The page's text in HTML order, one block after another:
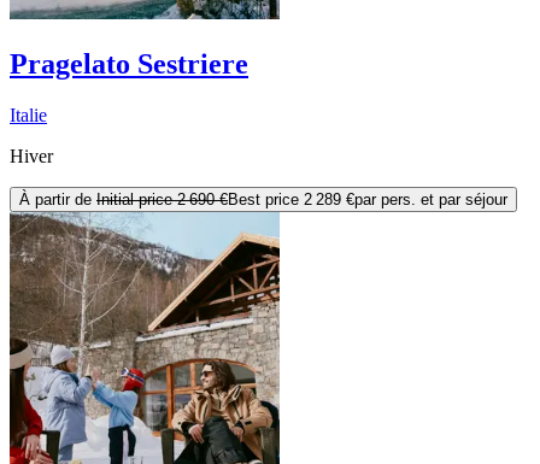
Pragelato Sestriere
Italie
Hiver
À partir de Initial price 2 690 €Best price 2 289 €par pers. et par séjour